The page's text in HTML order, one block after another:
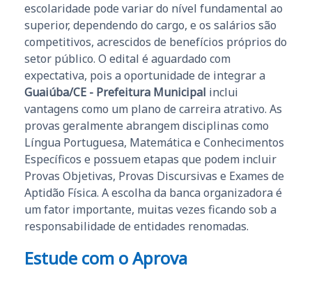
escolaridade pode variar do nível fundamental ao
superior, dependendo do cargo, e os salários são
competitivos, acrescidos de benefícios próprios do
setor público. O edital é aguardado com
expectativa, pois a oportunidade de integrar a
Guaiúba/CE - Prefeitura Municipal inclui
vantagens como um plano de carreira atrativo. As
provas geralmente abrangem disciplinas como
Língua Portuguesa, Matemática e Conhecimentos
Específicos e possuem etapas que podem incluir
Provas Objetivas, Provas Discursivas e Exames de
Aptidão Física. A escolha da banca organizadora é
um fator importante, muitas vezes ficando sob a
responsabilidade de entidades renomadas.
Estude com o Aprova